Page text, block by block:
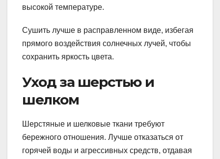
высокой температуре.
Сушить лучше в расправленном виде, избегая
прямого воздействия солнечных лучей, чтобы
сохранить яркость цвета.
Уход за шерстью и
шелком
Шерстяные и шелковые ткани требуют
бережного отношения. Лучше отказаться от
горячей воды и агрессивных средств, отдавая